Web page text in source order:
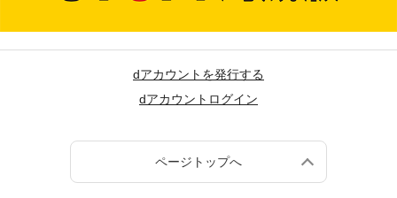
dアカウントを発行する
dアカウントログイン
ページトップへ